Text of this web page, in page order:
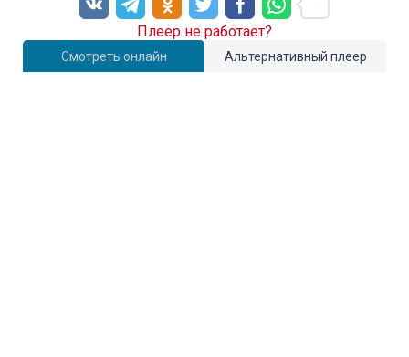
Смотреть онлайн Альтернативный плеер
Плеер не работает?